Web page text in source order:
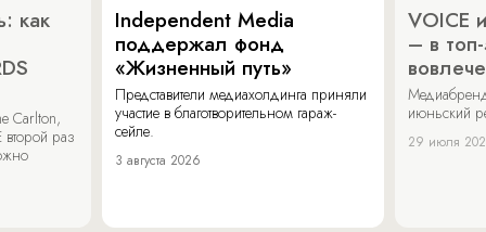
как
Carlton,
раз
Independent Media
поддержал фонд
«Жизненный путь»
Представители медиахолдинга приняли
участие в благотворительном гараж-
сейле.
3 августа 2026
VOICE
– в
июньский
29 июля